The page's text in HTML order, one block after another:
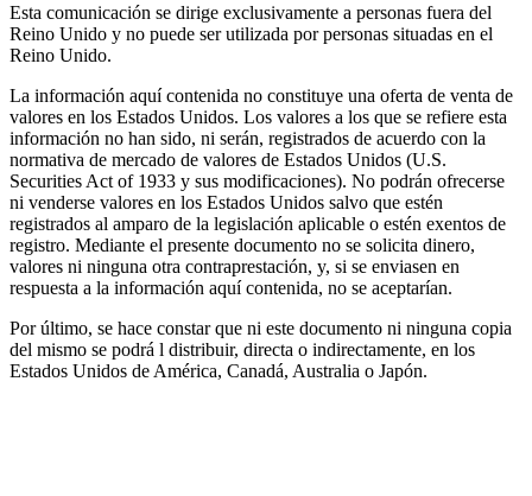
Esta comunicación se dirige exclusivamente a personas fuera del
Reino Unido y no puede ser utilizada por personas situadas en el
Reino Unido.
La información aquí contenida no constituye una oferta de venta de
valores en los Estados Unidos. Los valores a los que se refiere esta
información no han sido, ni serán, registrados de acuerdo con la
normativa de mercado de valores de Estados Unidos (U.S.
Securities Act of 1933 y sus modificaciones). No podrán ofrecerse
ni venderse valores en los Estados Unidos salvo que estén
registrados al amparo de la legislación aplicable o estén exentos de
registro. Mediante el presente documento no se solicita dinero,
valores ni ninguna otra contraprestación, y, si se enviasen en
respuesta a la información aquí contenida, no se aceptarían.
Por último, se hace constar que ni este documento ni ninguna copia
del mismo se podrá l distribuir, directa o indirectamente, en los
Estados Unidos de América, Canadá, Australia o Japón.